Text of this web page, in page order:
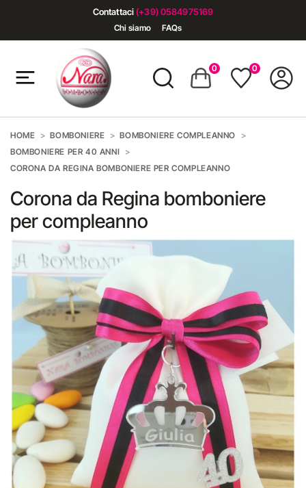
Contattaci (+39) 0584975169
Chi siamo FAQs
0 0
HOME BOMBONIERE
BOMBONIERE COMPLEANNO
BOMBONIERE PER 40 ANNI
CORONA DA REGINA BOMBONIERE PER COMPLEANNO
Corona da Regina bomboniere
per compleanno